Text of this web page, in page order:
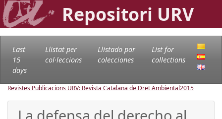
Repositori URV
Last
15
days
Llistat per
col·leccions
Llistado por
colecciones
List for
collections
Revistes Publicacions URV: Revista Catalana de Dret Ambiental2015